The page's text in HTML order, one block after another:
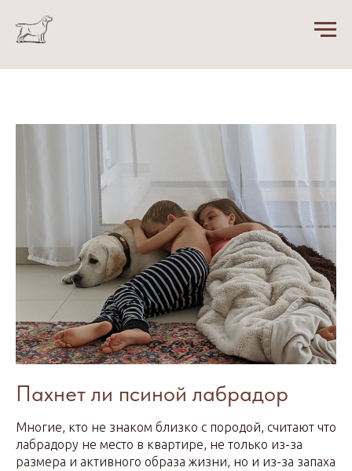
Пахнет ли псиной лабрадор
Многие, кто не знаком близко с породой, считают что
лабрадору не место в квартире, не только из-за
размера и активного образа жизни, но и из-за запаха